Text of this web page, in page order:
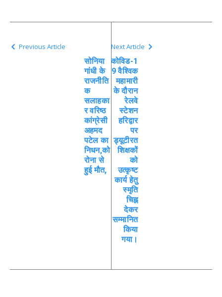
Previous Article
सोनिया
गांधी के
राजनीति
क
सलाहका
र वरिष्ठ
कांग्रेसी
अहमद
पटेल का
निधन,को
रोना से
हुई मौत,
Next Article
कोविड-1
9 वैश्विक
महामारी
के दौरान
रेलवे
स्टेशन
हरिद्वार
पर
ड्यूटीरत
शिक्षकों
को
उत्कृष्ट
कार्य हेतु
स्मृति
चिह्न
देकर
सम्मानित
किया
गया।